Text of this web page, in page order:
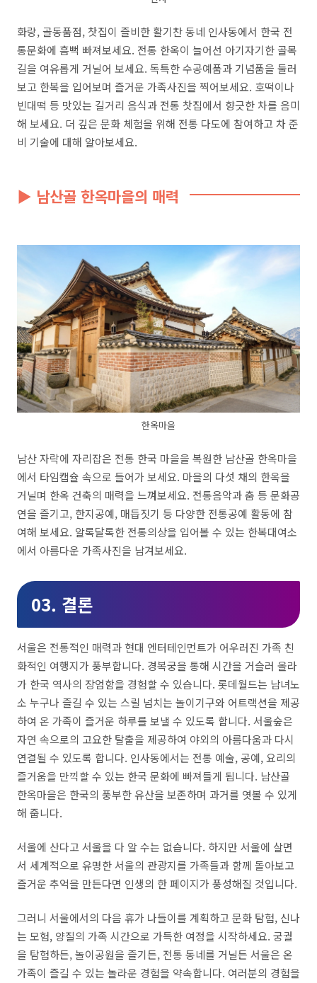
화랑, 골동품점, 찻집이 즐비한 활기찬 동네 인사동에서 한국 전
통문화에 흠뻑 빠져보세요. 전통 한옥이 늘어선 아기자기한 골목
길을 여유롭게 거닐어 보세요. 독특한 수공예품과 기념품을 둘러
보고 한복을 입어보며 즐거운 가족사진을 찍어보세요. 호떡이나
빈대떡 등 맛있는 길거리 음식과 전통 찻집에서 향긋한 차를 음미
해 보세요. 더 깊은 문화 체험을 위해 전통 다도에 참여하고 차 준
비 기술에 대해 알아보세요.
▶ 남산골 한옥마을의 매력
한옥마을
남산 자락에 자리잡은 전통 한국 마을을 복원한 남산골 한옥마을
에서 타임캡슐 속으로 들어가 보세요. 마을의 다섯 채의 한옥을
거닐며 한옥 건축의 매력을 느껴보세요. 전통음악과 춤 등 문화공
연을 즐기고, 한지공예, 매듭짓기 등 다양한 전통공예 활동에 참
여해 보세요. 알록달록한 전통의상을 입어볼 수 있는 한복대여소
에서 아름다운 가족사진을 남겨보세요.
03. 결론
서울은 전통적인 매력과 현대 엔터테인먼트가 어우러진 가족 친
화적인 여행지가 풍부합니다. 경복궁을 통해 시간을 거슬러 올라
가 한국 역사의 장엄함을 경험할 수 있습니다. 롯데월드는 남녀노
소 누구나 즐길 수 있는 스릴 넘치는 놀이기구와 어트랙션을 제공
하여 온 가족이 즐거운 하루를 보낼 수 있도록 합니다. 서울숲은
자연 속으로의 고요한 탈출을 제공하여 야외의 아름다움과 다시
연결될 수 있도록 합니다. 인사동에서는 전통 예술, 공예, 요리의
즐거움을 만끽할 수 있는 한국 문화에 빠져들게 됩니다. 남산골
한옥마을은 한국의 풍부한 유산을 보존하며 과거를 엿볼 수 있게
해 줍니다.
서울에 산다고 서울을 다 알 수는 없습니다. 하지만 서울에 살면
서 세계적으로 유명한 서울의 관광지를 가족들과 함께 돌아보고
즐거운 추억을 만든다면 인생의 한 페이지가 풍성해질 것입니다.
그러니 서울에서의 다음 휴가 나들이를 계획하고 문화 탐험, 신나
는 모험, 양질의 가족 시간으로 가득한 여정을 시작하세요. 궁궐
을 탐험하든,놀이공원을 즐기든, 전통 동네를 거닐든 서울은 온
가족이 즐길 수 있는 놀라운 경험을 약속합니다. 여러분의 경험을